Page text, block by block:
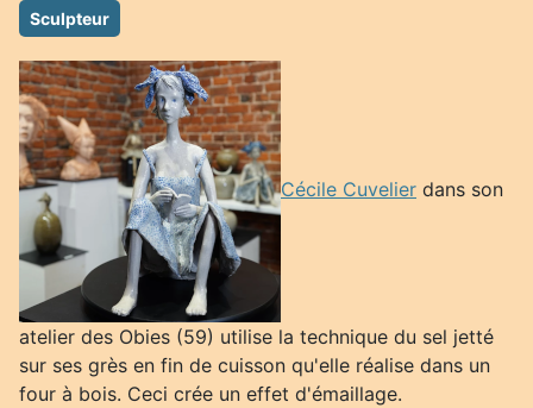
Sculpteur
Cécile Cuvelier dans son
atelier des Obies (59) utilise la technique du sel jetté
sur ses grès en fin de cuisson qu'elle réalise dans un
four à bois. Ceci crée un effet d'émaillage.